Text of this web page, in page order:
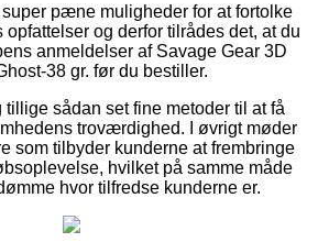
pæne muligheder for at fortolke
og derfor tilrådes det, at du
anmeldelser af Savage Gear 3D
38 gr. før du bestiller.
sådan set fine metoder til at få
troværdighed. I øvrigt møder
som tilbyder kunderne at frembringe
hvilket på samme måde
hvor tilfredse kunderne er.